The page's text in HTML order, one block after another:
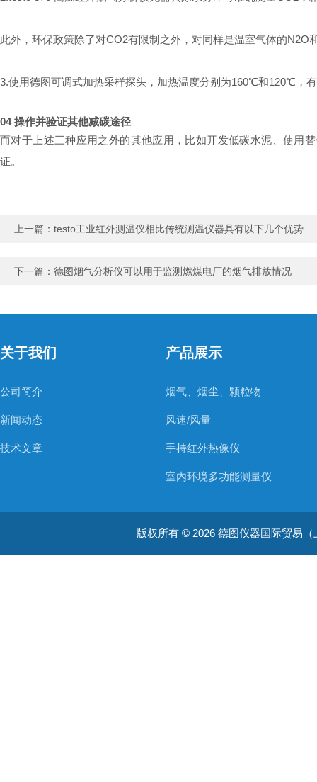
此外，环保政策除了对CO2有限制之外，对同样是温室气体的
3.使用德图可调式加热采样探头，加热温度分别为160℃和120℃，
04 操作并验证其他减碳途径
而对于上述三种应用之外的其他应用，比如开发低碳水泥、使用
证。
上一篇： testo工业红外测温仪相比传统测温仪器具有以下几个优势
下一篇： 德图烟气分析仪可以用于监测燃煤电厂的烟气排放情况
关于我们
公司简介
新闻动态
技术文章
产品展示
烟气、烟尘、颗粒物
风速/风量
手持红外热像仪
室内环境多功能测量仪
温湿度仪器
版权所有 © 2026 德图仪器国际贸易